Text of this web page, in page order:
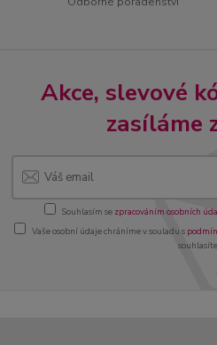
Akce, slevové
zasíláme
Souhlasím se zpracováním osobních
Vaše osobní údaje chráníme v souladu s